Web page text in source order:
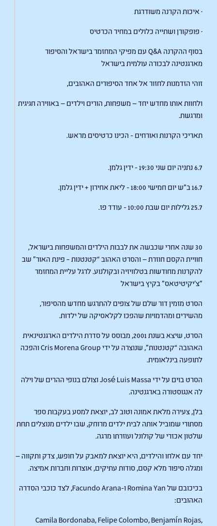
· איכות הקרנה משודרגת
· פופקורן ושתייה כלולים במחיר הכרטיס
בסוף ההקרנה Q&A עם מפיקי המחזמר בישראל והסיפור
מארגנטינה לבכורה עולמית בישראל
זוהי הזדמנות לחזור אל אחד הסיפורים האהובים,
ולחוות אותו מחדש יחד — משפחות, הורים וילדים — באווירה חגיגית
ומרגשת.
תאריכי הקרנות ואורחים - הכינו כרטיסים מראש.
6.7 נתניה יום שני 19:30 - ידין גלמן.
16.7 ב"ש יום חמישי 18:00 - ליאת אחירון + ידין גלמן.
25.7 גלילות יום שבת 10:00 - עודד פז.
30 שנה אחרי שכבשה את לבבות הילדים והמשפחות בישראל,
חוויית הקסם חוזרת — והסרט האהוב “קטנטנות – פינת האור” שב
להקרנות מחודשות בטלוויזיה ובקולנוע. לרגל עליית המחזמר
״צ׳יקיטיטאס״ בקיץ בישראל
הסרט מזמין דור שלם של צופים להתרגש מחדש מהסיפור,
מהשירים ומהדמויות שהפכו לקלאסיקה של ילדות.
הסרט, שיצא בשנת 2001, מבוסס על סדרת הילדים הארגנטינאית
האהובה “קטנטנות”, שנוצרה על ידי Cris Morena Group והפכה
לתופעה בינלאומית.
הסרט בוים על ידי José Luis Massa וצולם בנופי ההרים של וילה
לה אנגוסטורה בארגנטינה.
בלן, צעירה מלאת אמונה וטוב לב, יוצאת למסע בעקבות ספר
מסתורי שמוביל אותה לבית ילדים מרוחק, שבו ילדים מנוצלים תחת
שלטון אכזרי של קולונל ועוזרתו מרגה.
יחד עם אלחו והילדים, היא יוצאת למאבק על חופש, צדק ותקווה —
ומגלה סיפור מלא קסם, סודות עתיקים, אוצרות וחברות אמיצה.
בכיכובם של Romina Yan ו-Facundo Arana, לצד כוכבי הסדרה
האהובים:
Camila Bordonaba, Felipe Colombo, Benjamín Rojas,